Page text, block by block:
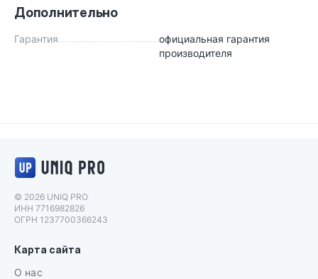
Дополнительно
Гарантия
официальная гарантия
производителя
© 2026 UNIQ PRO
ИНН 7716982826
ОГРН 1237700366243
Карта сайта
О нас